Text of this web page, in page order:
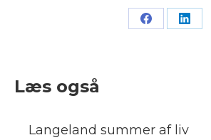
Share Share
Læs også
Langeland summer af liv